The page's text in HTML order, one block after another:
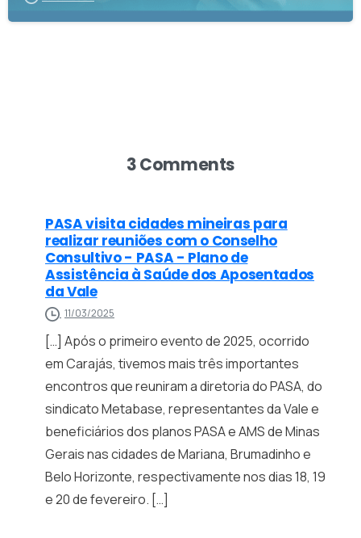
3 Comments
PASA visita cidades mineiras para
realizar reuniões com o Conselho
Consultivo - PASA - Plano de
Assistência à Saúde dos Aposentados
da Vale
11/03/2025
[…] Após o primeiro evento de 2025, ocorrido
em Carajás, tivemos mais três importantes
encontros que reuniram a diretoria do PASA, do
sindicato Metabase, representantes da Vale e
beneficiários dos planos PASA e AMS de Minas
Gerais nas cidades de Mariana, Brumadinho e
Belo Horizonte, respectivamente nos dias 18, 19
e 20 de fevereiro. […]